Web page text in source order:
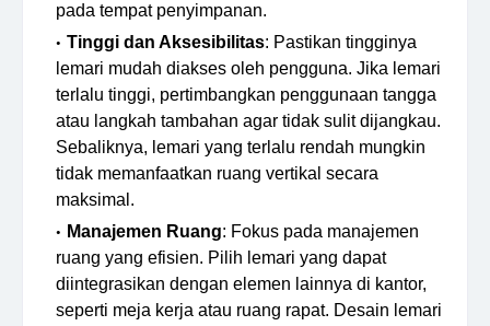
pada tempat penyimpanan.
Tinggi dan Aksesibilitas: Pastikan tingginya
lemari mudah diakses oleh pengguna. Jika lemari
terlalu tinggi, pertimbangkan penggunaan tangga
atau langkah tambahan agar tidak sulit dijangkau.
Sebaliknya, lemari yang terlalu rendah mungkin
tidak memanfaatkan ruang vertikal secara
maksimal.
Manajemen Ruang: Fokus pada manajemen
ruang yang efisien. Pilih lemari yang dapat
diintegrasikan dengan elemen lainnya di kantor,
seperti meja kerja atau ruang rapat. Desain lemari